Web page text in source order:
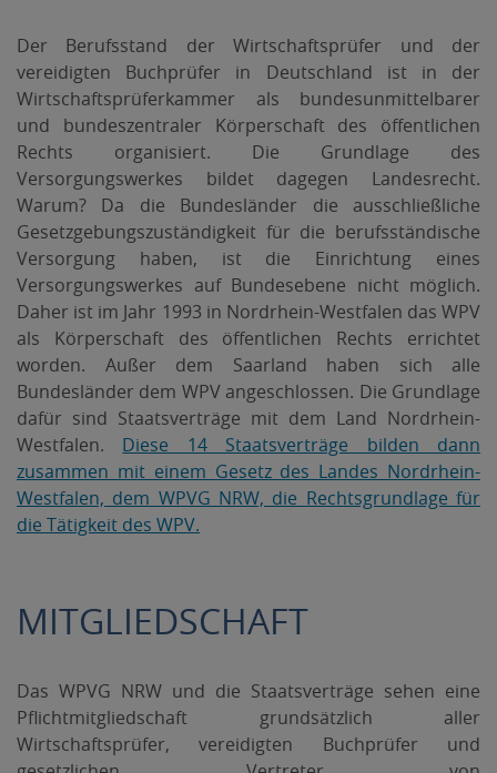
Der Berufsstand der Wirtschaftsprüfer und der
vereidigten Buchprüfer in Deutschland ist in der
Wirtschaftsprüferkammer als bundesunmittelbarer
und bundeszentraler Körperschaft des öffentlichen
Rechts organisiert. Die Grundlage des
Versorgungswerkes bildet dagegen Landesrecht.
Warum? Da die Bundesländer die ausschließliche
Gesetzgebungszuständigkeit für die berufsständische
Versorgung haben, ist die Einrichtung eines
Versorgungswerkes auf Bundesebene nicht möglich.
Daher ist im Jahr 1993 in Nordrhein-Westfalen das WPV
als Körperschaft des öffentlichen Rechts errichtet
worden. Außer dem Saarland haben sich alle
Bundesländer dem WPV angeschlossen. Die Grundlage
dafür sind Staatsverträge mit dem Land Nordrhein-
Westfalen. Diese 14 Staatsverträge bilden dann
zusammen mit einem Gesetz des Landes Nordrhein-
Westfalen, dem WPVG NRW, die Rechtsgrundlage für
die Tätigkeit des WPV.
MITGLIEDSCHAFT
Das WPVG NRW und die Staatsverträge sehen eine
Pflichtmitgliedschaft grundsätzlich aller
Wirtschaftsprüfer, vereidigten Buchprüfer und